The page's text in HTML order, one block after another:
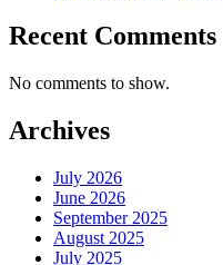
Recent Comments
No comments to show.
Archives
July 2026
June 2026
September 2025
August 2025
July 2025